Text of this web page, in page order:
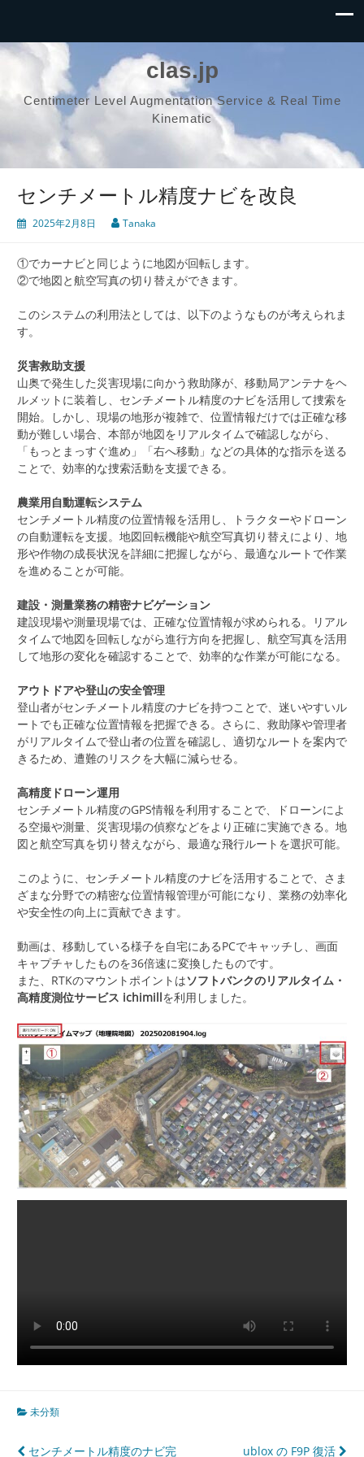
clas.jp
Centimeter Level Augmentation Service & Real Time
Kinematic
センチメートル精度ナビを改良
2025年2月8日 Tanaka
①でカーナビと同じように地図が回転します。
②で地図と航空写真の切り替えができます。
このシステムの利用法としては、以下のようなものが考えられま
す。
災害救助支援
山奥で発生した災害現場に向かう救助隊が、移動局アンテナをヘ
ルメットに装着し、センチメートル精度のナビを活用して捜索を
開始。しかし、現場の地形が複雑で、位置情報だけでは正確な移
動が難しい場合、本部が地図をリアルタイムで確認しながら、
「もっとまっすぐ進め」「右へ移動」などの具体的な指示を送る
ことで、効率的な捜索活動を支援できる。
農業用自動運転システム
センチメートル精度の位置情報を活用し、トラクターやドローン
の自動運転を支援。地図回転機能や航空写真切り替えにより、地
形や作物の成長状況を詳細に把握しながら、最適なルートで作業
を進めることが可能。
建設・測量業務の精密ナビゲーション
建設現場や測量現場では、正確な位置情報が求められる。リアル
タイムで地図を回転しながら進行方向を把握し、航空写真を活用
して地形の変化を確認することで、効率的な作業が可能になる。
アウトドアや登山の安全管理
登山者がセンチメートル精度のナビを持つことで、迷いやすいル
ートでも正確な位置情報を把握できる。さらに、救助隊や管理者
がリアルタイムで登山者の位置を確認し、適切なルートを案内で
きるため、遭難のリスクを大幅に減らせる。
高精度ドローン運用
センチメートル精度のGPS情報を利用することで、ドローンによ
る空撮や測量、災害現場の偵察などをより正確に実施できる。地
図と航空写真を切り替えながら、最適な飛行ルートを選択可能。
このように、センチメートル精度のナビを活用することで、さま
ざまな分野での精密な位置情報管理が可能になり、業務の効率化
や安全性の向上に貢献できます。
動画は、移動している様子を自宅にあるPCでキャッチし、画面
キャプチャしたものを36倍速に変換したものです。
また、RTKのマウントポイントはソフトバンクのリアルタイム・
高精度測位サービス ichimillを利用しました。
未分類
センチメートル精度のナビ完 ublox の F9P 復活